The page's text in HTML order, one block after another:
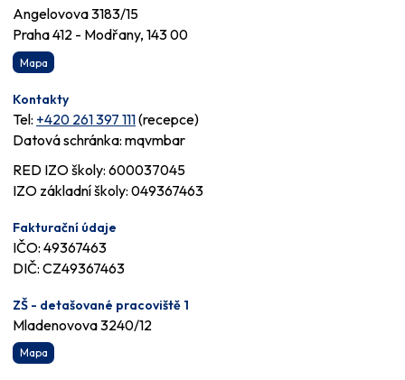
Angelovova 3183/15
Praha 412 - Modřany, 143 00
Mapa
Kontakty
Tel: +420 261 397 111(recepce)
Datová schránka: mqvmbar
RED IZO školy: 600037045
IZO základní školy: 049367463
Fakturační údaje
IČO: 49367463
DIČ: CZ49367463
ZŠ - detašované pracoviště 1
Mladenovova 3240/12
Mapa